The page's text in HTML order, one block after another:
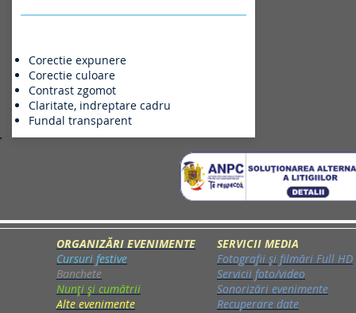
Corectie expunere
Corectie culoare
Contrast zgomot
Claritate, indreptare cadru
Fundal transparent
ORGANIZĂRI EVENIMENTE
Cursuri festive
Banchete
Nunți și cumătrii
Alte evenimente
SERVICII MEDIA
Fotografii și filmări Full HD
Servicii foto/video
Sonorizări evenimente
Recuperare date